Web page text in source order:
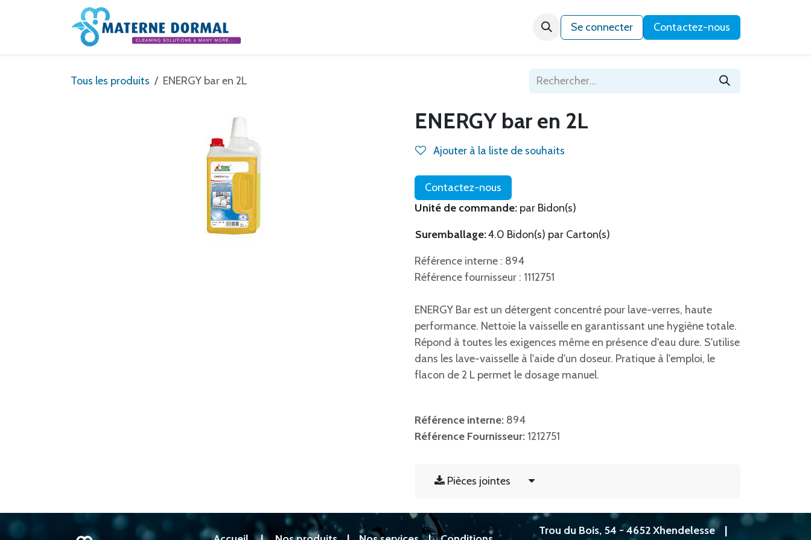
Se rendre au contenu
Qui sommes-nous ?
Se connecter Contactez-nous
Tous les produits ENERGY bar en 2L
ENERGY bar en 2L
Ajouter à la liste de souhaits
Contactez-nous
Unité de commande: par Bidon(s)
Suremballage:4.0 Bidon(s) par Carton(s)
Référence interne : 894
Référence fournisseur : 1112751
ENERGY Bar est un détergent concentré pour lave-verres, haute
performance. Nettoie la vaisselle en garantissant une hygiène totale.
Répond à toutes les exigences même en présence d'eau dure. S'utilise
dans les lave-vaisselle à l'aide d'un doseur. Pratique à l'emploi, le
flacon de 2 L permet le dosage manuel.
Référence interne: 894
Référence Fournisseur: 1212751
Pièces jointes
Trou du Bois, 54 - 4652 Xhendelesse|